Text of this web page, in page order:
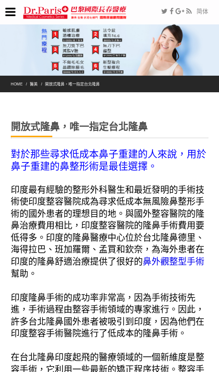
简体
HOME 醫美 開放式隆鼻，唯一指定台北隆鼻
開放式隆鼻，唯一指定台北隆鼻
對於那些尋求低成本鼻子重建的人來說，用於
鼻子重建的鼻整形術是最佳選擇。
印度最有經驗的整形外科醫生和最近發明的手術技
術使印度整容醫院成為尋求低成本無風險鼻整形手
術的國外患者的理想目的地。與國外整容醫院的隆
鼻治療費用相比，印度整容醫院的隆鼻手術費用要
低得多。印度的隆鼻醫療中心位於台北隆鼻德里、
海得拉巴、班加羅爾、孟買和欽奈，為海外患者在
印度的隆鼻舒適治療提供了很好的鼻外觀整型手術
幫助。
印度隆鼻手術的成功率非常高，因為手術技術先
進，手術過程由整容手術領域的專家進行。因此，
許多台北隆鼻國外患者被吸引到印度，因為他們在
印度整容手術醫院進行了低成本的隆鼻手術。
在台北隆鼻印度起飛的醫療領域的一個新維度是整
容手術，它利用一些最新的矯正程序技術。整容手